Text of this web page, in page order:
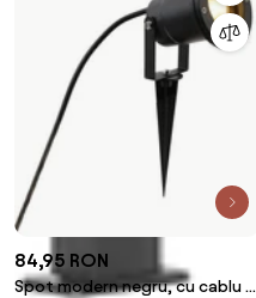
84,95 RON
Spot modern negru, cu cablu și